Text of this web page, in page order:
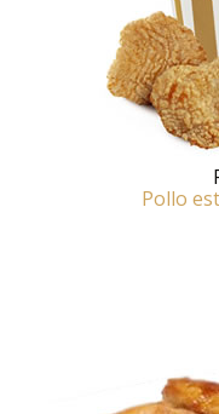
Pollo